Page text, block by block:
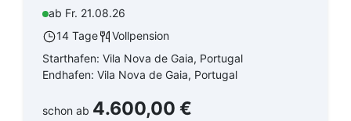
ab Fr. 21.08.26
14 Tage
Vollpension
Starthafen: Vila Nova de Gaia, Portugal
Endhafen: Vila Nova de Gaia, Portugal
schon ab 4.600,00 €